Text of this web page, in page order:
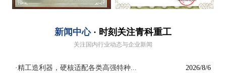
新闻中心· 时刻关注青科重工
关注国内行业动态与企业新闻
2026/8/6
·精工造利器，硬核适配各类高强特种...